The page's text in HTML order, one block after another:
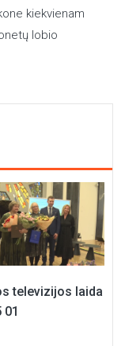
kiekvienam
lobio
televizijos laida
01